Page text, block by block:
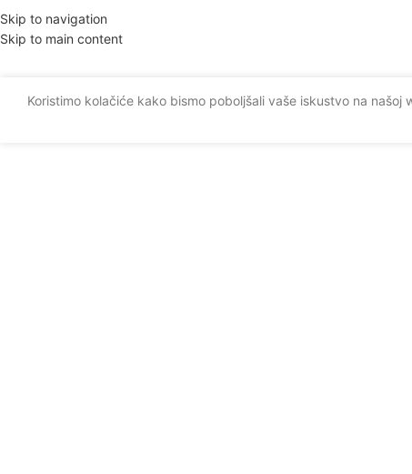
Skip to navigation
Skip to main content
Koristimo kolačiće kako bismo poboljšali vaše iskustvo na